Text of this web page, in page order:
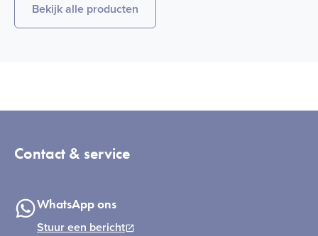
Bekijk alle producten
Contact & service
WhatsApp ons
Stuur een bericht